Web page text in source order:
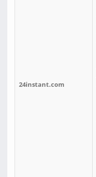
24instant.com